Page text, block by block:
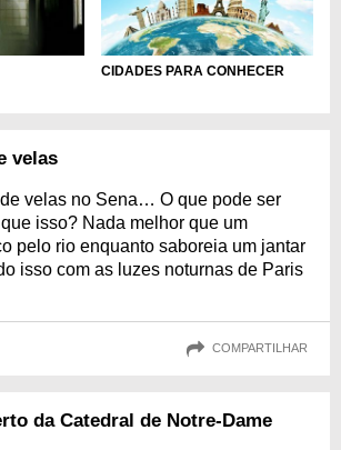
CIDADES PARA CONHECER
velas
velas no Sena… O que pode ser
isso? Nada melhor que um
pelo rio enquanto saboreia um jantar
isso com as luzes noturnas de Paris
COMPARTILHAR
da Catedral de Notre-Dame